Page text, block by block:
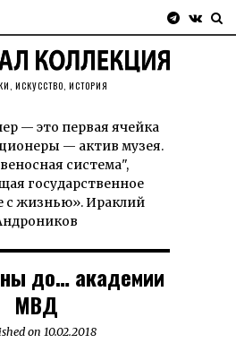
ИСКУССТВО, ИСТОРИЯ
— это первая ячейка
— актив музея.
система",
государственное
с жизнью». Ираклий
до… академии
МВД
on 10.02.2018